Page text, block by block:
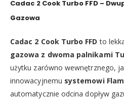
Cadac 2 Cook Turbo FFD –
Gazowa
Cadac 2 Cook Turbo FFD to
gazowa z dwoma palnikami
użytku zarówno wewnętrznego,
innowacyjnemu systemowi
automatycznie odcina dopływ